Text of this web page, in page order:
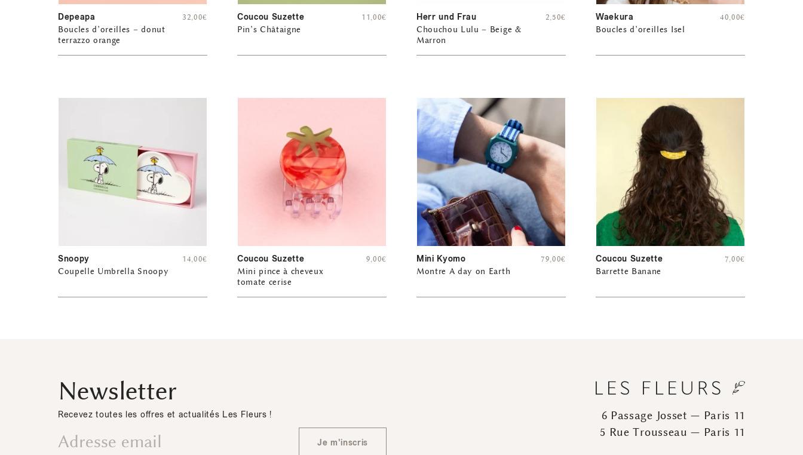
Depeapa
Boucles d’oreilles – donut
terrazzo orange
32,00€ Coucou Suzette
Pin’s Châtaigne
11,00€ Herr und Frau
Chouchou Lulu – Beige &
Marron
2,50€ Waekura
Boucles d’oreilles Isel
40,00€
Snoopy
Coupelle Umbrella Snoopy
14,00€ Coucou Suzette
Mini pince à cheveux
tomate cerise
9,00€ Mini Kyomo
Montre A day on Earth
79,00€ Coucou Suzette
Barrette Banane
7,00€
Newsletter
Recevez toutes les offres et actualités Les Fleurs !
Je m'inscris
6 Passage Josset — Paris 11
5 Rue Trousseau — Paris 11